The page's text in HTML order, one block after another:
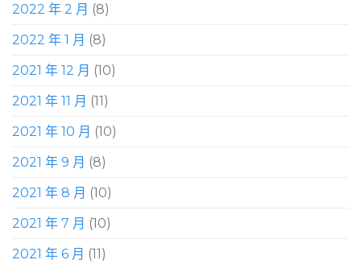
2022 年 2 月 (8)
2022 年 1 月 (8)
2021 年 12 月 (10)
2021 年 11 月 (11)
2021 年 10 月 (10)
2021 年 9 月 (8)
2021 年 8 月 (10)
2021 年 7 月 (10)
2021 年 6 月 (11)